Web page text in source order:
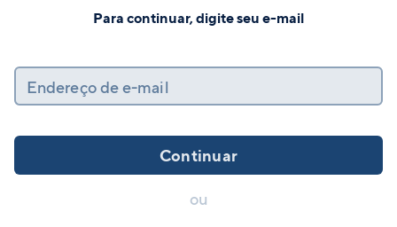
Para continuar, digite seu e-mail
Endereço de e-mail
Continuar
ou